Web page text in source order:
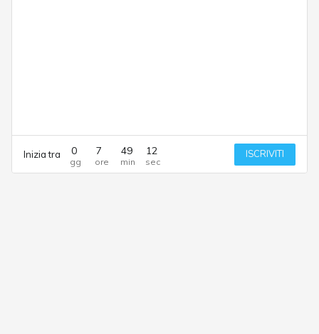
Inizia tra 0 7 49 12 ISCRIVITI